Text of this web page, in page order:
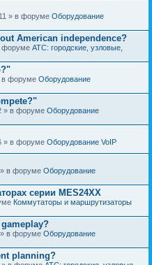
» в форуме Оборудование
American independence?
форуме АТС: городские, узловые,
в форуме Оборудование
» в форуме Оборудование
» в форуме Оборудование VoIP
в форуме Оборудование
серии MES24XX
Коммутаторы и маршрутизаторы
в форуме Оборудование
planning?